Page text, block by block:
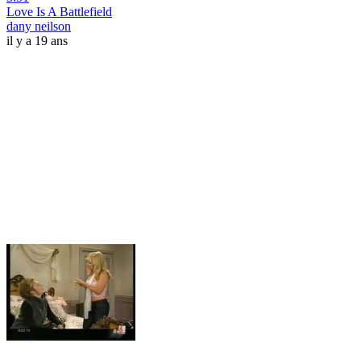
Love Is A Battlefield
dany neilson
il y a 19 ans